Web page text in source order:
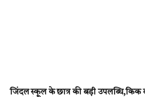
जिंदल स्कूल के छात्र की बड़ी